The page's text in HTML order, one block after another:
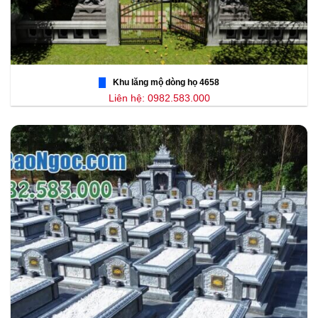
Khu lăng mộ dòng họ 4658
Liên hệ: 0982.583.000